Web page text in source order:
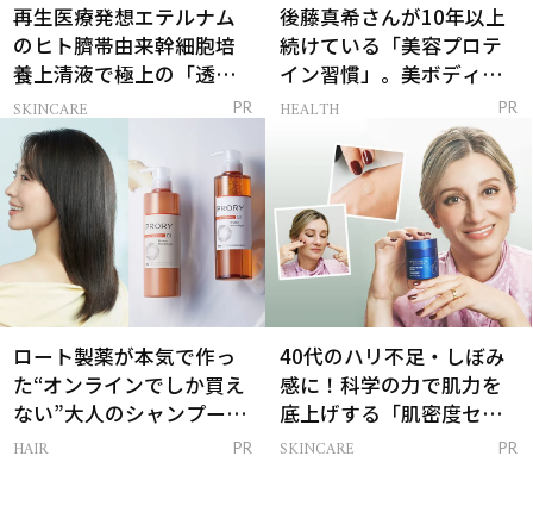
再生医療発想エテルナム
のヒト臍帯由来幹細胞培
養上清液で極上の「透明
感ハリ肌」へ
SKINCARE PR
後藤真希さんが10年以上
続けている「美容プロテ
イン習慣」。美ボディを
支える朝ルーティンと
HEALTH PR
ロート製薬が本気で作っ
た“オンラインでしか買え
ない”大人のシャンプー＆
トリートメントって？
HAIR PR
40代のハリ不足・しぼみ
感に！科学の力で肌力を
底上げする「肌密度セラ
ム」
SKINCARE PR